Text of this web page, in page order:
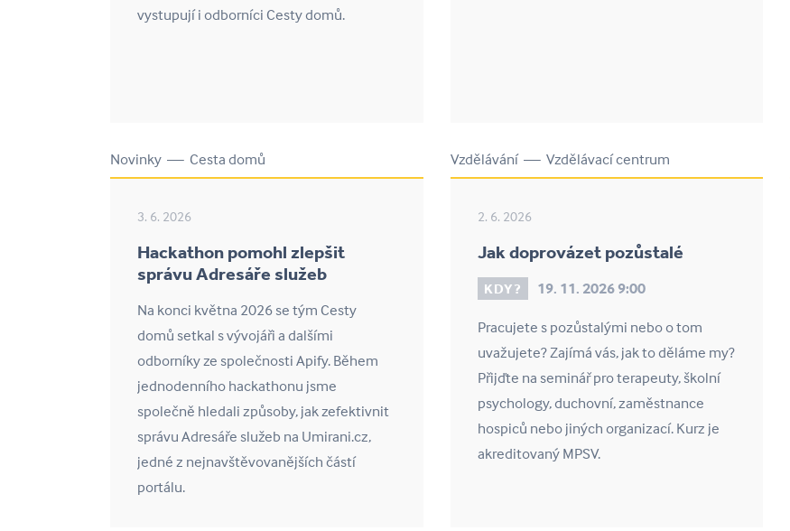
vystupují i odborníci Cesty domů.
Novinky — Cesta domů
3. 6. 2026
Hackathon pomohl zlepšit
správu Adresáře služeb
Na konci května 2026 se tým Cesty
domů setkal s vývojáři a dalšími
odborníky ze společnosti Apify. Během
jednodenního hackathonu jsme
společně hledali způsoby, jak zefektivnit
správu Adresáře služeb na Umirani.cz,
jedné z nejnavštěvovanějších částí
portálu.
Vzdělávání — Vzdělávací centrum
2. 6. 2026
Jak doprovázet pozůstalé
KDY? 19. 11. 2026 9:00
Pracujete s pozůstalými nebo o tom
uvažujete? Zajímá vás, jak to děláme my?
Přijďte na seminář pro terapeuty, školní
psychology, duchovní, zaměstnance
hospiců nebo jiných organizací. Kurz je
akreditovaný MPSV.